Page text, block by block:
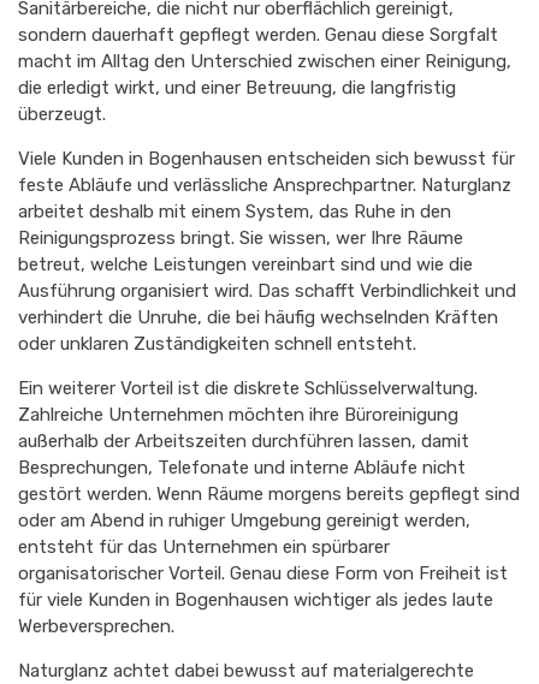
Sanitärbereiche, die nicht nur oberflächlich gereinigt,
sondern dauerhaft gepflegt werden. Genau diese Sorgfalt
macht im Alltag den Unterschied zwischen einer Reinigung,
die erledigt wirkt, und einer Betreuung, die langfristig
überzeugt.
Viele Kunden in Bogenhausen entscheiden sich bewusst für
feste Abläufe und verlässliche Ansprechpartner. Naturglanz
arbeitet deshalb mit einem System, das Ruhe in den
Reinigungsprozess bringt. Sie wissen, wer Ihre Räume
betreut, welche Leistungen vereinbart sind und wie die
Ausführung organisiert wird. Das schafft Verbindlichkeit und
verhindert die Unruhe, die bei häufig wechselnden Kräften
oder unklaren Zuständigkeiten schnell entsteht.
Ein weiterer Vorteil ist die diskrete Schlüsselverwaltung.
Zahlreiche Unternehmen möchten ihre Büroreinigung
außerhalb der Arbeitszeiten durchführen lassen, damit
Besprechungen, Telefonate und interne Abläufe nicht
gestört werden. Wenn Räume morgens bereits gepflegt sind
oder am Abend in ruhiger Umgebung gereinigt werden,
entsteht für das Unternehmen ein spürbarer
organisatorischer Vorteil. Genau diese Form von Freiheit ist
für viele Kunden in Bogenhausen wichtiger als jedes laute
Werbeversprechen.
Naturglanz achtet dabei bewusst auf materialgerechte